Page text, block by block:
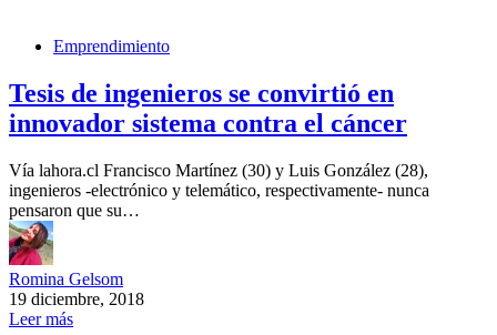
Emprendimiento
Tesis de ingenieros se convirtió en
innovador sistema contra el cáncer
Vía lahora.cl Francisco Martínez (30) y Luis González (28),
ingenieros -electrónico y telemático, respectivamente- nunca
pensaron que su…
Romina Gelsom
19 diciembre, 2018
Leer más